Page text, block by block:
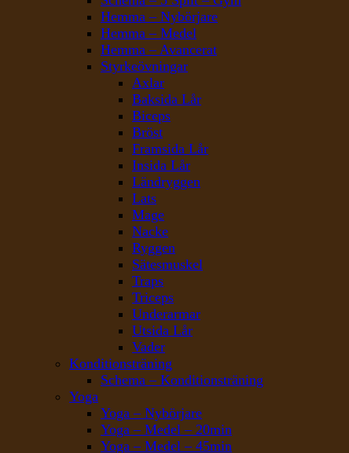
Hemma – Nybörjare
Hemma – Medel
Hemma – Avancerat
Styrkeövningar
Axlar
Baksida Lår
Biceps
Bröst
Framsida Lår
Insida Lår
Ländryggen
Lats
Mage
Nacke
Ryggen
Sätesmuskel
Traps
Triceps
Underarmar
Utsida Lår
Vader
Konditionsträning
Schema – Konditionsträning
Yoga
Yoga – Nybörjare
Yoga – Medel – 20min
Yoga – Medel – 45min